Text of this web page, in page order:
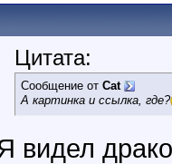
Цитата:
Сообщение от Cat
А картинка и ссылка, где?
видел